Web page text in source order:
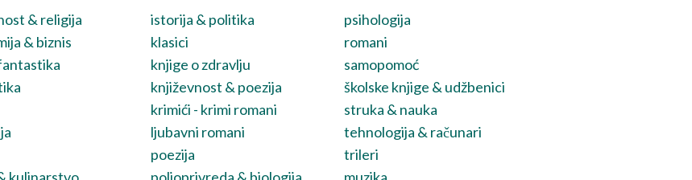
& religija
& biznis
istorija & politika
klasici
knjige o zdravlju
književnost & poezija
krimići - krimi romani
ljubavni romani
poezija
psihologija
romani
samopomoć
školske knjige & udžbenici
struka & nauka
tehnologija & računari
trileri